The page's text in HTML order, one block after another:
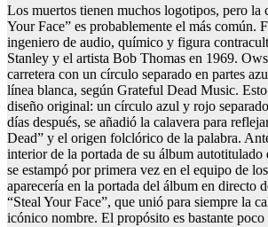
Los muertos tienen muchos logotipos, pero la
Your Face” es probablemente el más común.
ingeniero de audio, químico y figura
Stanley y el artista Bob Thomas en 1969.
carretera con un círculo separado en partes
línea blanca, según Grateful Dead Music.
diseño original: un círculo azul y rojo
días después, se añadió la calavera para
Dead” y el origen folclórico de la palabra.
interior de la portada de su álbum
se estampó por primera vez en el equipo de
aparecería en la portada del álbum en directo
“Steal Your Face”, que unió para siempre la
icónico nombre. El propósito es bastante poco